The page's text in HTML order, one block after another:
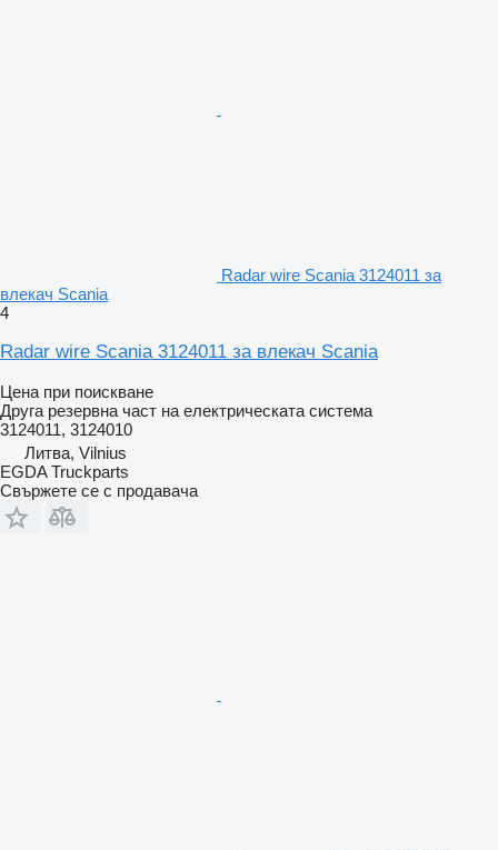
Radar wire Scania 3124011 за
влекач Scania
4
Radar wire Scania 3124011 за влекач Scania
Цена при поискване
Друга резервна част на електрическата система
3124011, 3124010
Литва, Vilnius
EGDA Truckparts
Свържете се с продавача